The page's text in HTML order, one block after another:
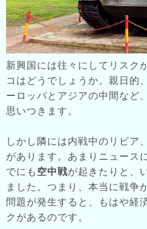
新興国には往々にしてリスク
コはどうでしょうか。親日的
ーロッパとアジアの中間など
思いつきます。
しかし隣には内戦中のリビア
があります。あまりニュース
でにも 空中戦が起きたりと、
ました。つまり、本当に戦争
問題が発生すると、もはや経
クがあるのです。